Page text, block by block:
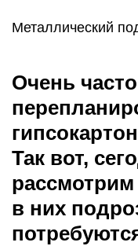
Металлический
Очень
Так вот,
рассмотрим
в них